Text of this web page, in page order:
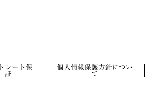
レート保
証
個人情報保護方針につい
て